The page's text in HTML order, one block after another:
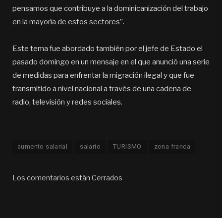
pensamos que contribuye a la dominicanización del trabajo
en la mayoría de estos sectores”.
Este tema fue abordado también por el jefe de Estado el
pasado domingo en un mensaje en el que anunció una serie
de medidas para enfrentar la migración ilegal y que fue
transmitido a nivel nacional a través de una cadena de
radio, televisión y redes sociales.
aumento salarial salario TURISMO zona franca
Los comentarios están Cerrados